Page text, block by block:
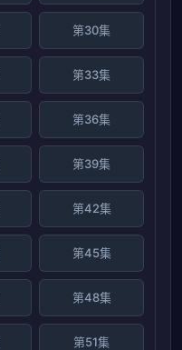
第30集
第33集
第36集
第39集
第42集
第45集
第48集
第51集